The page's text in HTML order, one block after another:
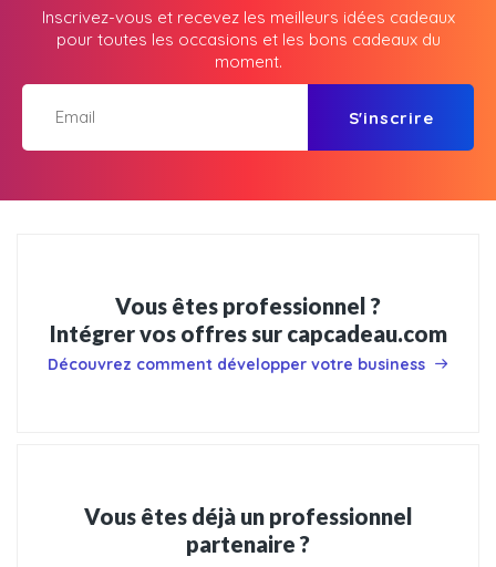
Inscrivez-vous et recevez les meilleurs idées cadeaux
pour toutes les occasions et les bons cadeaux du
moment.
S'inscrire
Vous êtes professionnel ?
Intégrer vos offres sur capcadeau.com
Découvrez comment développer votre business
Vous êtes déjà un professionnel
partenaire ?